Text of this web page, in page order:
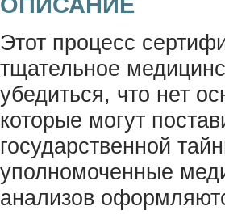
Этот процесс
тщательное
убедиться, что нет
которые могут
государственной
уполномоченные
анализов